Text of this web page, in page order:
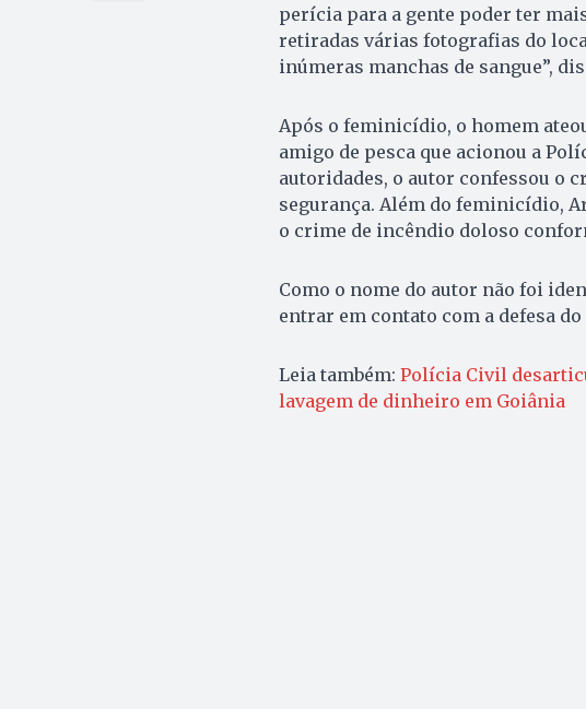
perícia para a gente poder ter
retiradas várias fotografias do
inúmeras manchas de sangue”,
Após o feminicídio, o homem
amigo de pesca que acionou a
autoridades, o autor confessou o
segurança. Além do feminicídio,
o crime de incêndio doloso
Como o nome do autor não foi
entrar em contato com a defesa
Leia também: Polícia Civil
lavagem de dinheiro em Goiânia